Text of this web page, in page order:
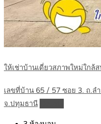
ให้เช่าบ้านเดี่ยวสภาพใหม่ใก
เลขที่บ้าน 65 / 57 ซอย 3. ถ.ล
จ.ปทุมธานี